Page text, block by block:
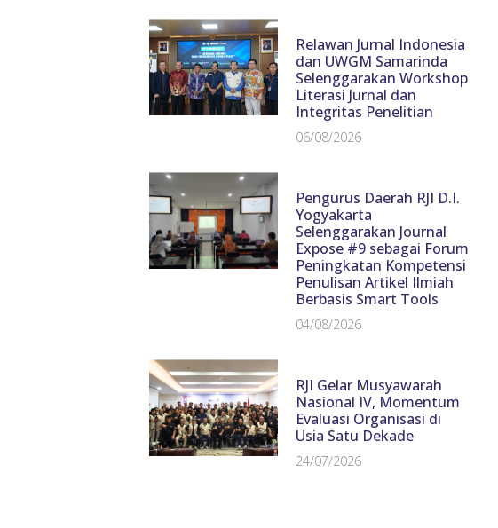
Relawan Jurnal Indonesia
dan UWGM Samarinda
Selenggarakan Workshop
Literasi Jurnal dan
Integritas Penelitian
06/08/2026
Pengurus Daerah RJI D.I.
Yogyakarta
Selenggarakan Journal
Expose #9 sebagai Forum
Peningkatan Kompetensi
Penulisan Artikel Ilmiah
Berbasis Smart Tools
04/08/2026
RJI Gelar Musyawarah
Nasional IV, Momentum
Evaluasi Organisasi di
Usia Satu Dekade
24/07/2026